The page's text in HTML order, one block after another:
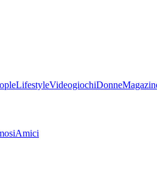
LifestyleVideogiochiDonne
Amici